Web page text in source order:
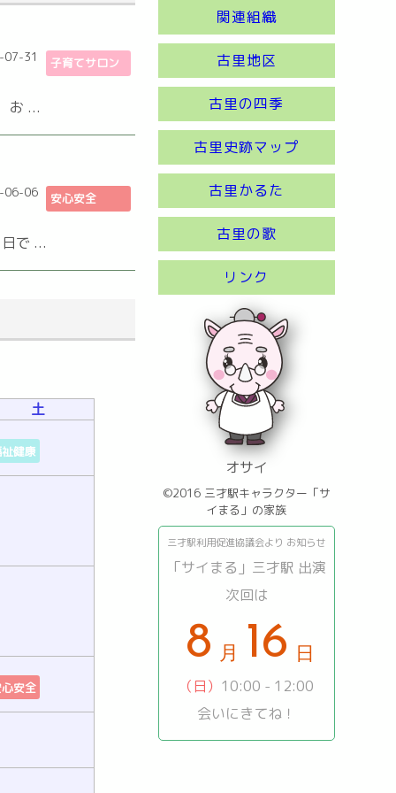
07-31 子育てサロン
お ...
06-06 安心安全
で ...
土
健康
安全
関連組織
古里地区
古里の四季
古里史跡マップ
古里かるた
古里の歌
リンク
オサイ
©2016 三才駅キャラクター「サ
イまる」の家族
三才駅利用促進協議会より お知らせ
「サイまる」三才駅 出演
次回は
8 16 日
（日） 10:00 - 12:00
会いにきてね！